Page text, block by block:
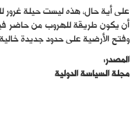
على أية حال، هذه ليست حيلة غرور
أن يكون طريقة للهروب من حاضر
وفتح الأرضية على حدود جديدة
المصدر:
مجلة السياسة الدولية